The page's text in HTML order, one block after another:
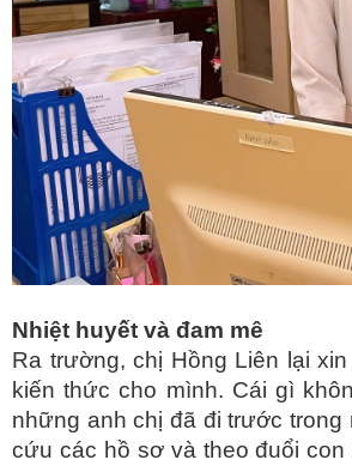
Nhiệt huyết và đam mê
Ra trường, chị Hồng Liên lại
kiến thức cho mình. Cái gì
những anh chị đã đi trước
cứu các hồ sơ và theo đuổi